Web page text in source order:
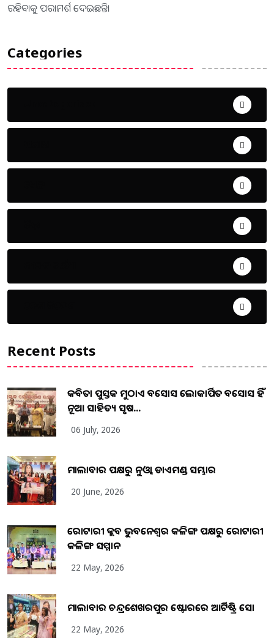
ରହିବାକୁ ପରାମର୍ଶ ଦେଇଛନ୍ତି।
Categories
Recent Posts
କବିତା ପୁସ୍ତକ ମୁଠାଏ ଅବସୋସ ଲୋକାର୍ପିତ ଅବସୋସ ହିଁ
ନୂଆ ସାହିତ୍ୟ ସୃଷ...
06 July, 2026
ମାଲାବାର ପକ୍ଷରୁ ନୁଓ୍ବା ଡାଏମଣ୍ଡ ସମ୍ଭାର
20 June, 2026
ରୋଟାରୀ କ୍ଲବ ଭୁବନେଶ୍ୱର କଳିଙ୍ଗ ପକ୍ଷରୁ ରୋଟାରୀ
କଳିଙ୍ଗ ସମ୍ମାନ
22 May, 2026
ମାଲାବାର ଚନ୍ଦ୍ରଶେଖରପୁର ଷ୍ଟୋରରେ ଆର୍ଟିଷ୍ଟ୍ରି ସୋ
22 May, 2026